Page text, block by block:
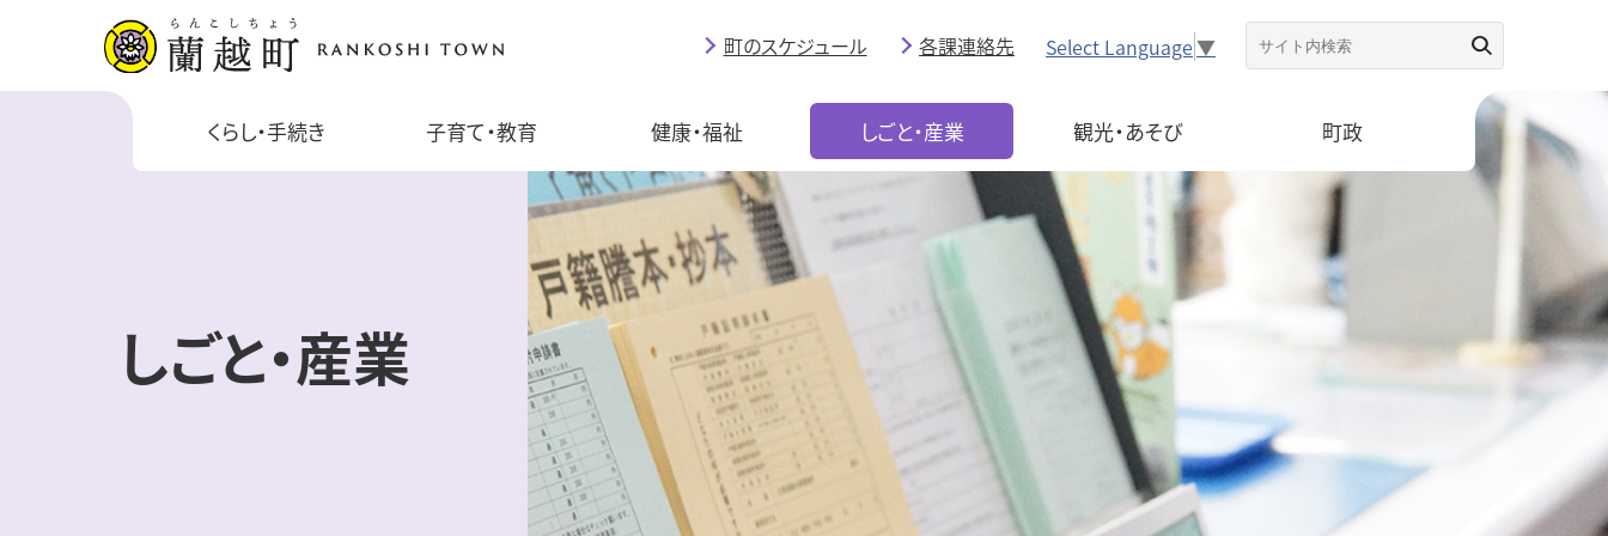
くらし・手続き 子育て・教育 健康・福祉 しごと・産業 観光・あそび 町政
町のスケジュール 各課連絡先 Select Language▼
しごと・産業